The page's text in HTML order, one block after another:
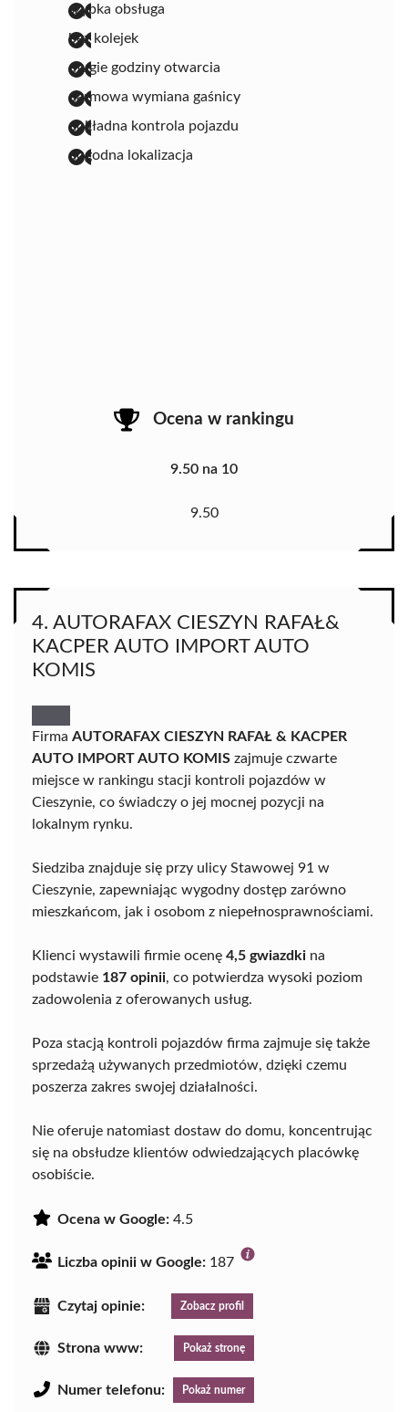
szybka obsługa
bez kolejek
długie godziny otwarcia
darmowa wymiana gaśnicy
dokładna kontrola pojazdu
dogodna lokalizacja
Ocena w rankingu
9.50 na 10
9.50
4. AUTORAFAX CIESZYN RAFAŁ&
KACPER AUTO IMPORT AUTO
KOMIS
Firma AUTORAFAX CIESZYN RAFAŁ & KACPER
AUTO IMPORT AUTO KOMIS zajmuje czwarte
miejsce w rankingu stacji kontroli pojazdów w
Cieszynie, co świadczy o jej mocnej pozycji na
lokalnym rynku.
Siedziba znajduje się przy ulicy Stawowej 91 w
Cieszynie, zapewniając wygodny dostęp zarówno
mieszkańcom, jak i osobom z niepełnosprawnościami.
Klienci wystawili firmie ocenę 4,5 gwiazdki na
podstawie 187 opinii, co potwierdza wysoki poziom
zadowolenia z oferowanych usług.
Poza stacją kontroli pojazdów firma zajmuje się także
sprzedażą używanych przedmiotów, dzięki czemu
poszerza zakres swojej działalności.
Nie oferuje natomiast dostaw do domu, koncentrując
się na obsłudze klientów odwiedzających placówkę
osobiście.
Ocena w Google: 4.5
Liczba opinii w Google: 187
Czytaj opinie: Zobacz profil
Strona www: Pokaż stronę
Numer telefonu: Pokaż numer